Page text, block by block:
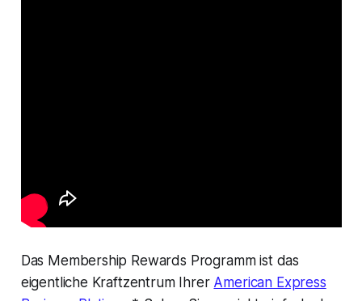
Das Membership Rewards Programm ist das
eigentliche Kraftzentrum Ihrer American Express